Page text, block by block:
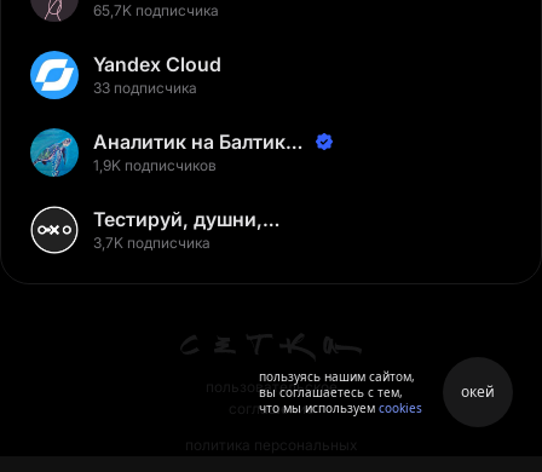
65,7K подписчика
Yandex Cloud
33 подписчика
Аналитик на Балтике |
Неверов Станислав
1,9K подписчиков
Тестируй, душни,
наслаждайся
3,7K подписчика
пользовательское
соглашение
политика персональных
пользуясь нашим сайтом,
вы соглашаетесь с тем,
что мы используем cookies
окей